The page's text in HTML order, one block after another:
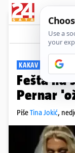
KAKAV TANDEM
Fešta na
Pernar
PišeTina Jokić,